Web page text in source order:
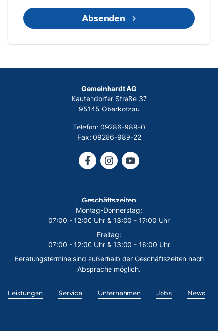
Absenden
Gemeinhardt AG
Kautendorfer Straße 37
95145 Oberkotzau
Telefon: 09286-989-0
Fax: 09286-989-22
Geschäftszeiten
Montag-Donnerstag:
07:00 - 12:00 Uhr & 13:00 - 17:00 Uhr
Freitag:
07:00 - 12:00 Uhr & 13:00 - 16:00 Uhr
Beratungstermine sind außerhalb der Geschäftszeiten nach
Absprache möglich.
Leistungen Service Unternehmen Jobs News